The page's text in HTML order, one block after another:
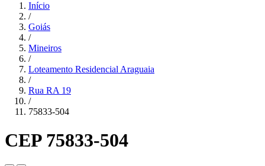
Início
/
Goiás
/
Mineiros
/
Loteamento Residencial Araguaia
/
Rua RA 19
/
75833-504
CEP 75833-504